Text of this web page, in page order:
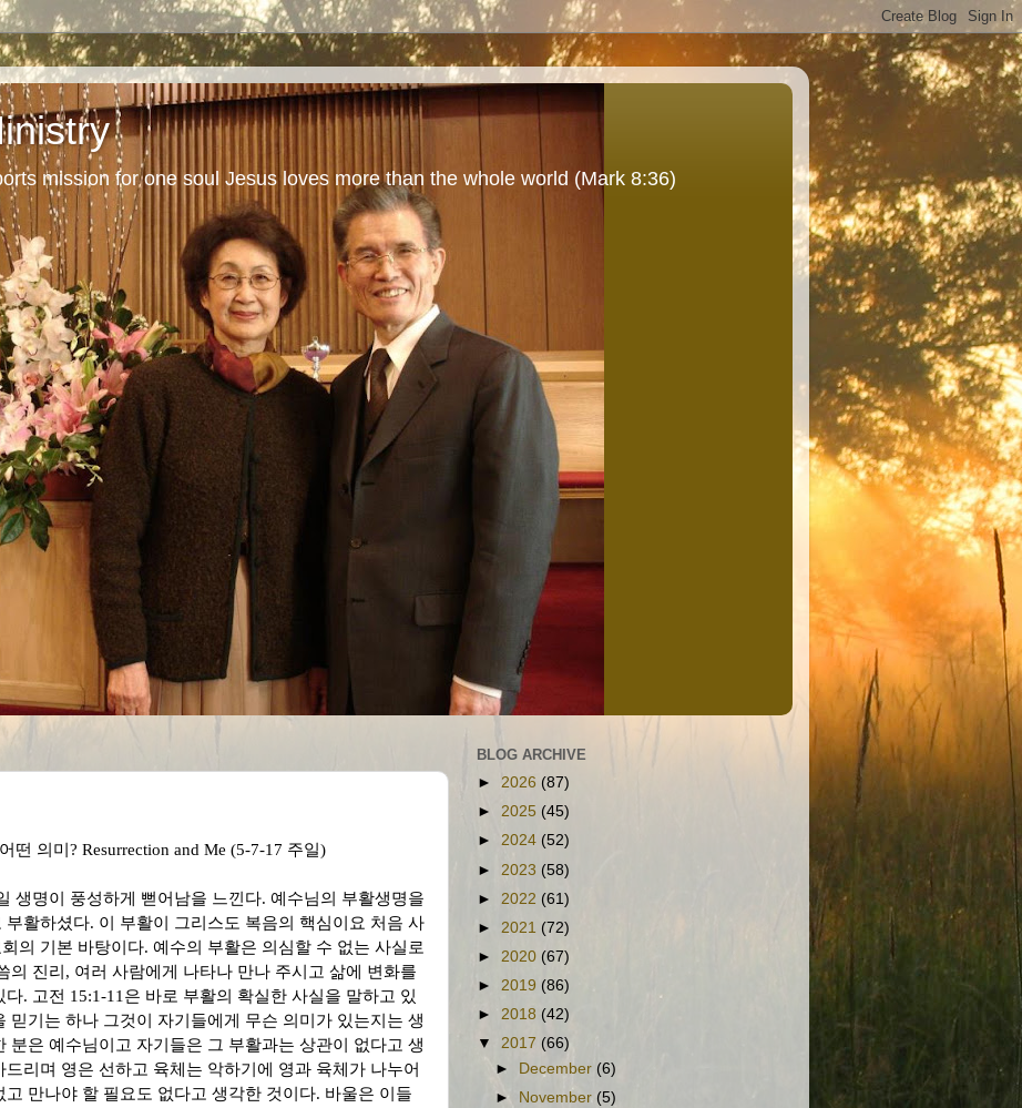
mission for one soul Jesus loves more than the whole world (Mark 8:36)
떤 의미 ? Resurrection and Me (5-7-17 주일)
생명이 풍성하게 뻗어남을 느낀다. 예수님의 부활생명을
부활하셨다. 이 부활이 그리스도 복음의 핵심이요 처음 사
의 기본 바탕이다. 예수의 부활은 의심할 수 없는 사실로
의 진리 , 여러 사람에게 나타나 만나 주시고 삶에 변화를
다. 고전 15:1-11 은 바로 부활의 확실한 사실을 말하고 있
믿기는 하나 그것이 자기들에게 무슨 의미가 있는지는 생
분은 예수님이고 자기들은 그 부활과는 상관이 없다고 생
드리며 영은 선하고 육체는 악하기에 영과 육체가 나누어
만나야 할 필요도 없다고 생각한 것이다. 바울은 이들
BLOG ARCHIVE
► 2026 (87)
► 2025 (45)
► 2024 (52)
► 2023 (58)
► 2022 (61)
► 2021 (72)
► 2020 (67)
► 2019 (86)
► 2018 (42)
▼ 2017 (66)
►
December (6)
►
November(5)